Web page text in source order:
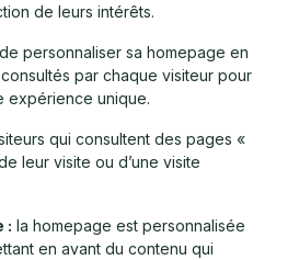
de leurs intérêts.
personnaliser sa homepage en
par chaque visiteur pour
expérience unique.
qui consultent des pages «
leur visite ou d’une visite
: la homepage est personnalisée
en avant du contenu qui